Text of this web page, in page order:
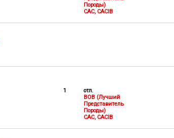
Породы)
CAC, CACIB
1
отл.
BOB (Лучший
Представитель
Породы)
CAC, CACIB